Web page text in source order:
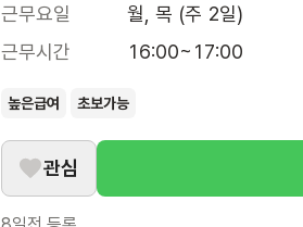
근무요일
월, 목 (주 2일)
근무시간
16:00~17:00
높은급여 초보가능
관심